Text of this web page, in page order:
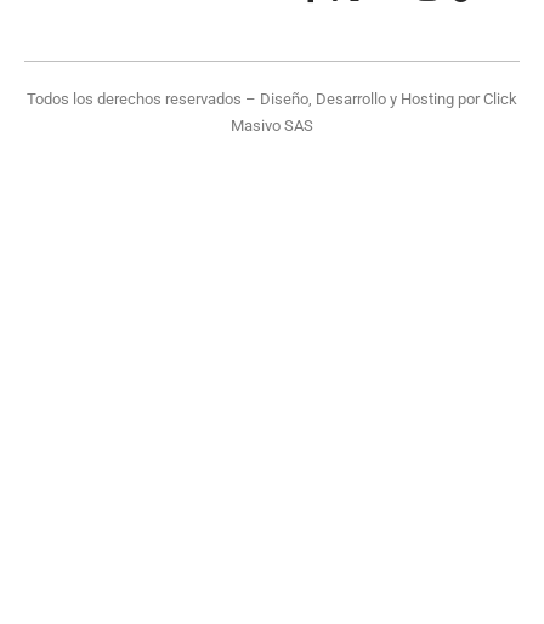
Todos los derechos reservados – Diseño, Desarrollo y Hosting porClick
Masivo SAS